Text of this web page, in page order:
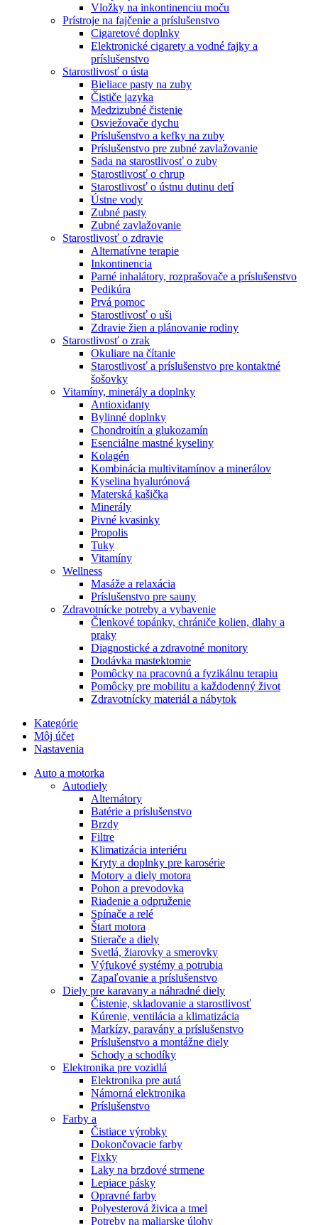
Vložky na inkontinenciu moču
Prístroje na fajčenie a príslušenstvo
Cigaretové doplnky
Elektronické cigarety a vodné fajky a
príslušenstvo
Starostlivosť o ústa
Bieliace pasty na zuby
Čističe jazyka
Medzizubné čistenie
Osviežovače dychu
Príslušenstvo a kefky na zuby
Príslušenstvo pre zubné zavlažovanie
Sada na starostlivosť o zuby
Starostlivosť o chrup
Starostlivosť o ústnu dutinu detí
Ústne vody
Zubné pasty
Zubné zavlažovanie
Starostlivosť o zdravie
Alternatívne terapie
Inkontinencia
Parné inhalátory, rozprašovače a príslušenstvo
Pedikúra
Prvá pomoc
Starostlivosť o uši
Zdravie žien a plánovanie rodiny
Starostlivosť o zrak
Okuliare na čítanie
Starostlivosť a príslušenstvo pre kontaktné
šošovky
Vitamíny, minerály a doplnky
Antioxidanty
Bylinné doplnky
Chondroitín a glukozamín
Esenciálne mastné kyseliny
Kolagén
Kombinácia multivitamínov a minerálov
Kyselina hyalurónová
Materská kašička
Minerály
Pivné kvasinky
Propolis
Tuky
Vitamíny
Wellness
Masáže a relaxácia
Príslušenstvo pre sauny
Zdravotnícke potreby a vybavenie
Členkové topánky, chrániče kolien, dlahy a
praky
Diagnostické a zdravotné monitory
Dodávka mastektomie
Pomôcky na pracovnú a fyzikálnu terapiu
Pomôcky pre mobilitu a každodenný život
Zdravotnícky materiál a nábytok
Kategórie
Môj účet
Nastavenia
Auto a motorka
Autodiely
Alternátory
Batérie a príslušenstvo
Brzdy
Filtre
Klimatizácia interiéru
Kryty a doplnky pre karosérie
Motory a diely motora
Pohon a prevodovka
Riadenie a odpruženie
Spínače a relé
Štart motora
Stierače a diely
Svetlá, žiarovky a smerovky
Výfukové systémy a potrubia
Zapaľovanie a príslušenstvo
Diely pre karavany a náhradné diely
Čistenie, skladovanie a starostlivosť
Kúrenie, ventilácia a klimatizácia
Markízy, paravány a príslušenstvo
Príslušenstvo a montážne diely
Schody a schodíky
Elektronika pre vozidlá
Elektronika pre autá
Námorná elektronika
Príslušenstvo
Farby a
Čistiace výrobky
Dokončovacie farby
Fixky
Laky na brzdové strmene
Lepiace pásky
Opravné farby
Polyesterová živica a tmel
Potreby na maliarske úlohy